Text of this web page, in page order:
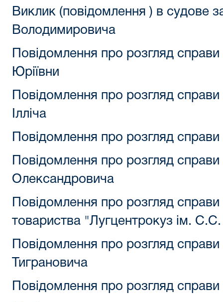
Виклик (повідомлення ) в судове
Володимировича
Повідомлення про розгляд справи
Юріївни
Повідомлення про розгляд
Ілліча
Повідомлення про розгляд
Повідомлення про розгляд
Олександровича
Повідомлення про розгляд
товариства "Лугцентрокуз ім.
Повідомлення про розгляд
Тиграновича
Повідомлення про розгляд справи